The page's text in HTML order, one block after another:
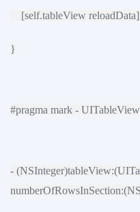
[self.tableView
}
#pragma mark -
-